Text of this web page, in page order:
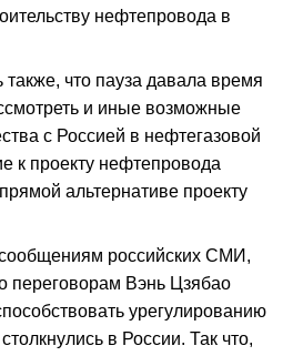
нефтепровода в
что пауза давала время
и иные возможные
с Россией в нефтегазовой
к проекту нефтепровода
альтернативе проекту
российских СМИ,
переговорам Вэнь Цзябао
урегулированию
в России. Так что,